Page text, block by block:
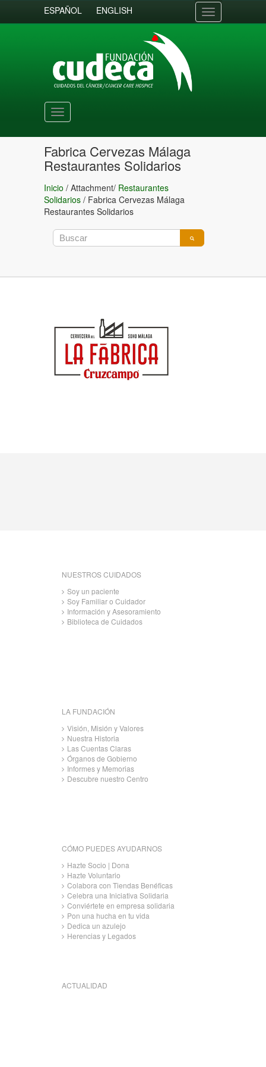
ESPAÑOL ENGLISH
Toggle
navigation
Toggle
navigation
Fabrica Cervezas Málaga
Restaurantes Solidarios
Inicio / Attachment/ Restaurantes
Solidarios / Fabrica Cervezas Málaga
Restaurantes Solidarios
NUESTROS CUIDADOS
Soy un paciente
Soy Familiar o Cuidador
Información y Asesoramiento
Biblioteca de Cuidados
LA FUNDACIÓN
Visión, Misión y Valores
Nuestra Historia
Las Cuentas Claras
Órganos de Gobierno
Informes y Memorias
Descubre nuestro Centro
CÓMO PUEDES AYUDARNOS
Hazte Socio | Dona
Hazte Voluntario
Colabora con Tiendas Benéficas
Celebra una Iniciativa Solidaria
Conviértete en empresa solidaria
Pon una hucha en tu vida
Dedica un azulejo
Herencias y Legados
ACTUALIDAD